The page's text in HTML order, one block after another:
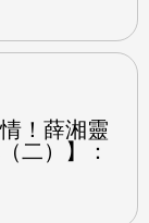
！薛湘靈
二）】：